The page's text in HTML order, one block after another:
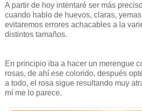
A partir de hoy intentaré ser más
cuando hablo de huevos, claras,
evitaremos errores achacables a la
distintos tamaños.
En principio iba a hacer un merengue
rosas, de ahí ese colorido, después
a todo, el rosa sigue resultando muy
mí me lo parece.